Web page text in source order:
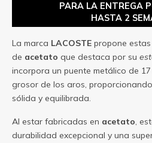
PARA LA ENTREGA
HASTA 2
La marca LACOSTE propone
de acetato que destaca por su
incorpora un puente metálico de
grosor de los aros,
sólida y equilibrada.
Al estar fabricadas en acetato,
durabilidad excepcional y una